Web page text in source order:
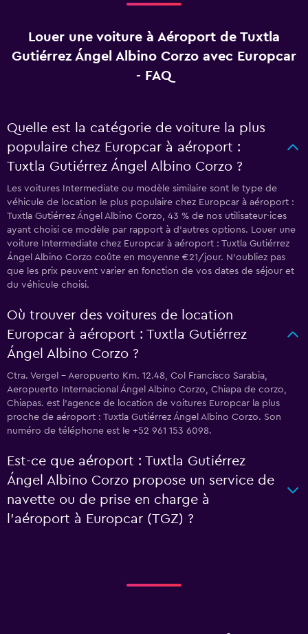
Louer une voiture à Aéroport de Tuxtla
Gutiérrez Ángel Albino Corzo avec Europcar
- FAQ
Quelle est la catégorie de voiture la plus
populaire chez Europcar à aéroport :
Tuxtla Gutiérrez Ángel Albino Corzo ?
Les voitures Intermediate ou modèle similaire sont le type de
véhicule de location le plus populaire chez Europcar à aéroport :
Tuxtla Gutiérrez Ángel Albino Corzo, 43 % de nos utilisateur·ices
ayant choisi ce modèle par rapport à d’autres options. Louer une
voiture Intermediate chez Europcar à aéroport : Tuxtla Gutiérrez
Ángel Albino Corzo coûte en moyenne €21/jour. N'oubliez pas
que les prix peuvent varier en fonction de vos dates de séjour et
du véhicule choisi.
Où trouver des voitures de location
Europcar à aéroport : Tuxtla Gutiérrez
Ángel Albino Corzo ?
Ctra. Vergel - Aeropuerto Km. 12.48, Col Francisco Sarabia,
Aeropuerto Internacional Ángel Albino Corzo, Chiapa de corzo,
Chiapas. est l'agence de location de voitures Europcar la plus
proche de aéroport : Tuxtla Gutiérrez Ángel Albino Corzo. Son
numéro de téléphone est le +52 961 153 6098.
Est-ce que aéroport : Tuxtla Gutiérrez
Ángel Albino Corzo propose un service de
navette ou de prise en charge à
l’aéroport à Europcar (TGZ) ?